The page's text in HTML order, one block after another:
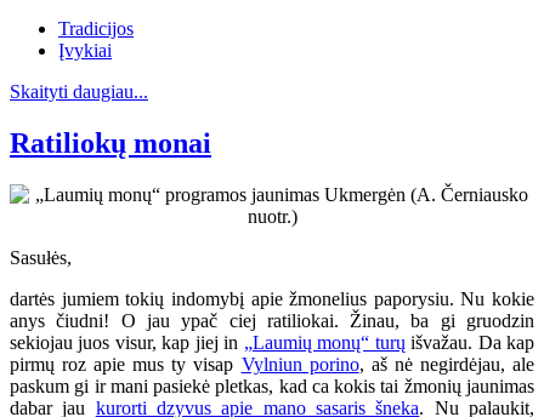
Tradicijos
Įvykiai
Skaityti daugiau...
Ratiliokų monai
Sasułės,
dartės jumiem tokių indomybį apie žmonelius paporysiu. Nu kokie
anys čiudni! O jau ypač ciej ratiliokai. Žinau, ba gi gruodzin
sekiojau juos visur, kap jiej in „Laumių monų“ turų išvažau. Da kap
pirmų roz apie mus ty visap Vylniun porino, aš nė negirdėjau, ale
paskum gi ir mani pasiekė pletkas, kad ca kokis tai žmonių jaunimas
dabar jau kurorti dzyvus apie mano sasaris šneka. Nu palaukit,